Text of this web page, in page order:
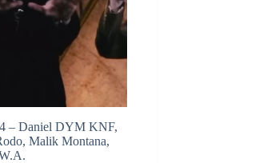
– Daniel DYM KNF,
Malik Montana,